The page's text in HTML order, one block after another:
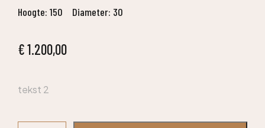
Hoogte: 150 Diameter: 30
€1.200,00
tekst 2